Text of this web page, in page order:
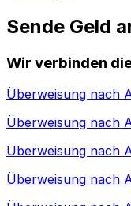
Sende Geld
Wir verbinden
Überweisung nach
Überweisung nach
Überweisung nach
Überweisung nach